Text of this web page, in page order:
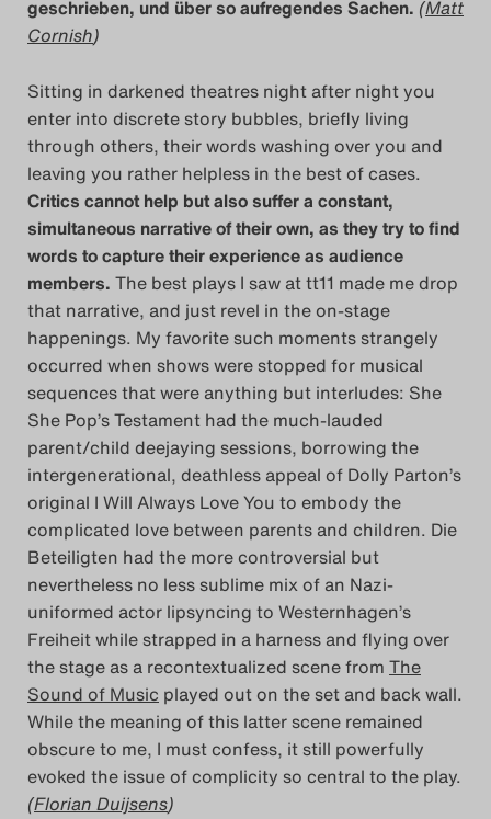
geschrieben, und über so aufregendes Sachen. (Matt
Cornish)
Sitting in darkened theatres night after night you
enter into discrete story bubbles, briefly living
through others, their words washing over you and
leaving you rather helpless in the best of cases.
Critics cannot help but also suffer a constant,
simultaneous narrative of their own, as they try to find
words to capture their experience as audience
members. The best plays I saw at tt11 made me drop
that narrative, and just revel in the on-stage
happenings. My favorite such moments strangely
occurred when shows were stopped for musical
sequences that were anything but interludes: She
She Pop’s Testament had the much-lauded
parent/child deejaying sessions, borrowing the
intergenerational, deathless appeal of Dolly Parton’s
original I Will Always Love You to embody the
complicated love between parents and children. Die
Beteiligten had the more controversial but
nevertheless no less sublime mix of an Nazi-
uniformed actor lipsyncing to Westernhagen’s
Freiheit while strapped in a harness and flying over
the stage as a recontextualized scene from The
Sound of Music played out on the set and back wall.
While the meaning of this latter scene remained
obscure to me, I must confess, it still powerfully
evoked the issue of complicity so central to the play.
(Florian Duijsens)